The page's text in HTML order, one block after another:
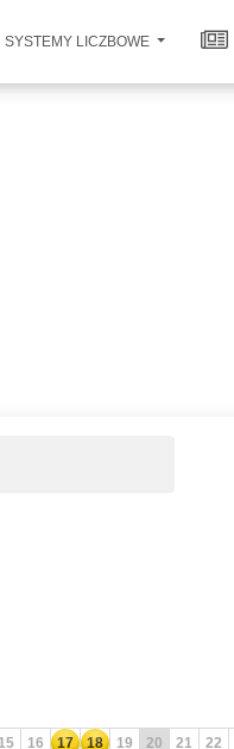
SYSTEMY LICZBOWE
15 16 17 18 19 20 21 22